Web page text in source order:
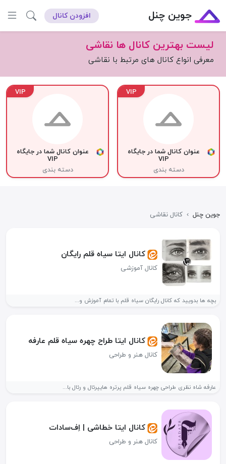
جوین چنل افزودن کانال
لیست بهترین کانال ها نقاشی
معرفی انواع کانال های مرتبط با نقاشی
VIP
عنوان کانال شما در جایگاه
VIP
دسته بندی
VIP
عنوان کانال شما در جایگاه
VIP
دسته بندی
جوین چنل › کانال نقاشی
کانال ایتا سیاه قلم رایگان
کانال آموزشی
بچه ها بدویید که کانال رایگان سیاه قلم با تمام آموزش و...
کانال ایتا طراح چهره سیاه قلم عارفه
کانال هنر و طراحی
عارفه شاه نظری طراحی چهره سیاه قلم پرتره هایپرئال و رئال با...
کانال ایتا خطاشی | اِف‌سادات
کانال هنر و طراحی